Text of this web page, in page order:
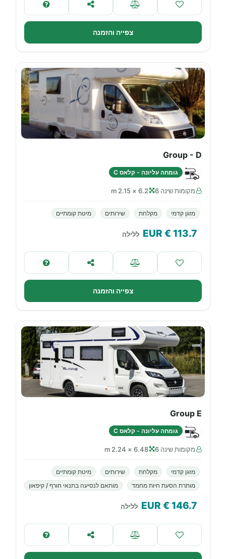
צפייה והזמנה
Group - D
גומחה עליונה - קלאס C
מקומות שינה 6 6.2 × 2.15 m
מזגן קדמי מקלחת שירותים מיטת קומתיים
113.7
€ EUR ללילה
צפייה והזמנה
Group E
גומחה עליונה - קלאס C
מקומות שינה 6 6.48 × 2.24 m
מזגן קדמי מקלחת שירותים
מיטת קומתיים
מותרת הסעת חיות מחמד
מותאם לנסיעה בתנאי חורף / קיפאון
146.7
€ EUR ללילה